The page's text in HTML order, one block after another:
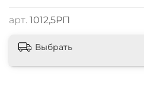
арт. 1012,5РП
Выбрать